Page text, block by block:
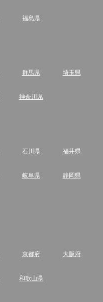
福島県
群馬県 埼玉県
神奈川県
石川県 福井県
岐阜県 静岡県
京都府 大阪府
和歌山県